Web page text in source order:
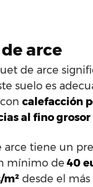
arce
de arce
suelo es
calefacción
al fino grosor
arce tiene un
mínimo de 40
m² desde el